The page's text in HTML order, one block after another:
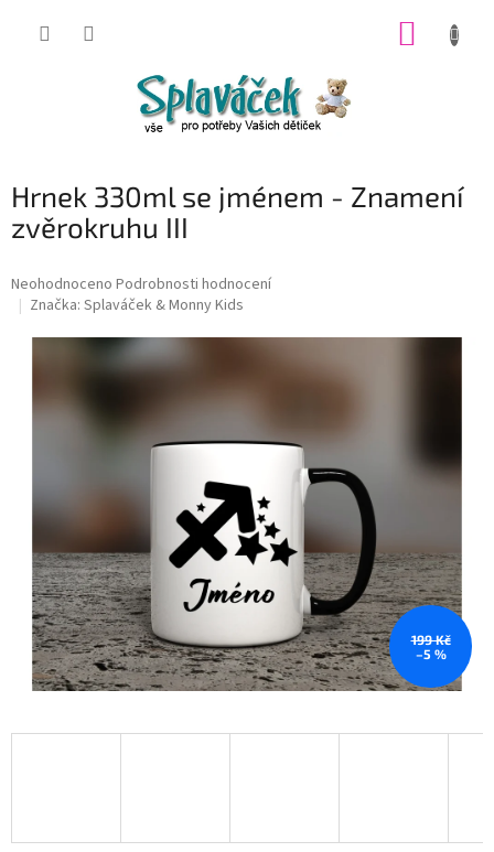
Hrnek 330ml se jménem - Znamení
zvěrokruhu III
Průměrné
hodnocení
Neohodnoceno Podrobnosti hodnocení
Značka: Splaváček & Monny Kids
199 Kč
–5 %